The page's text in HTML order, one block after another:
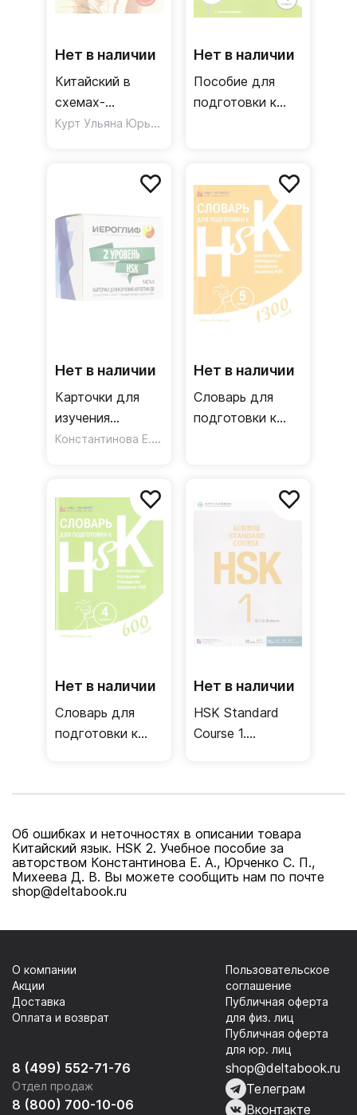
Нет в наличии
Китайский в
схемах-
паутинках.
экзамену HSK
Курт Ульяна Юрьевна
Нет в наличии
Пособие для
подготовки к
Нет в наличии
Карточки для
изучения
иероглифов. 150
второму уровню
HSK. Часть 2
Константинова Е. А.
Нет в наличии
Словарь для
подготовки к
Нет в наличии
Словарь для
подготовки к
Нет в наличии
HSK Standard
Course 1.
Об ошибках и неточностях в описании товара
Китайский язык. HSK 2. Учебное пособие за
авторством Константинова Е. А., Юрченко С. П.,
Михеева Д. В. Вы можете сообщить нам по почте
shop@deltabook.ru
8 (499) 552-71-76
Отдел продаж
8 (800) 700-10-06
О компании
Акции
Доставка
Оплата и возврат
Пользовательское
соглашение
Публичная оферта
для физ. лиц
Публичная оферта
для юр. лиц
shop@deltabook.ru
Телеграм
Вконтакте